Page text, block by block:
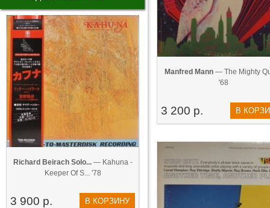
Richard Beirach Solo...— Kahuna -
Keeper Of S... '78
3 900 р. В КОРЗИНУ
Manfred Mann — The Mighty
'68
3 200 р. В